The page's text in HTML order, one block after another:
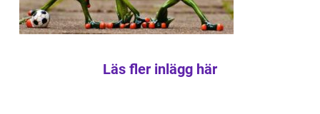
Läs fler inlägg här